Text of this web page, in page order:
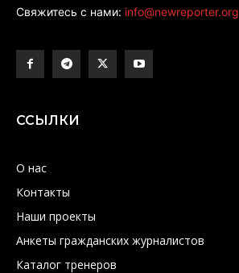
Свяжитесь с нами: info@newreporter.org
ССЫЛКИ
О нас
Контакты
Наши проекты
Анкеты гражданских журналистов
Каталог тренеров